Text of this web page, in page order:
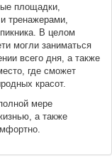
площадки,
тренажерами,
В целом
могли заниматься
всего дня, а также
где сможет
красот.
мере
а также